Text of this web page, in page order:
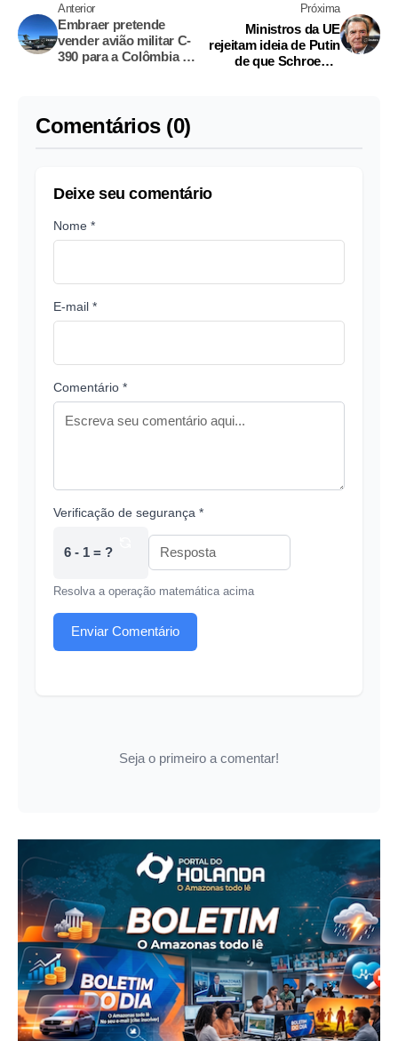
Anterior
Embraer pretende
vender avião militar C-
390 para a Colômbia e
Próxima
Ministros da UE
rejeitam ideia de Putin
de que Schroeder
Comentários (0)
Deixe seu comentário
Nome *
E-mail *
Comentário *
Verificação de segurança *
6 - 1 = ?
Resolva a operação matemática acima
Enviar Comentário
Seja o primeiro a comentar!